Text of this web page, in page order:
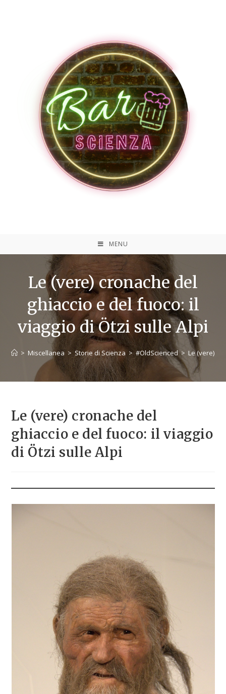
MENU
Le (vere) cronache del
ghiaccio e del fuoco: il
viaggio di Ötzi sulle Alpi
> Miscellanea > Storie di Scienza > #OldScienced > Le (vere)
Le (vere) cronache del
ghiaccio e del fuoco: il viaggio
di Ötzi sulle Alpi